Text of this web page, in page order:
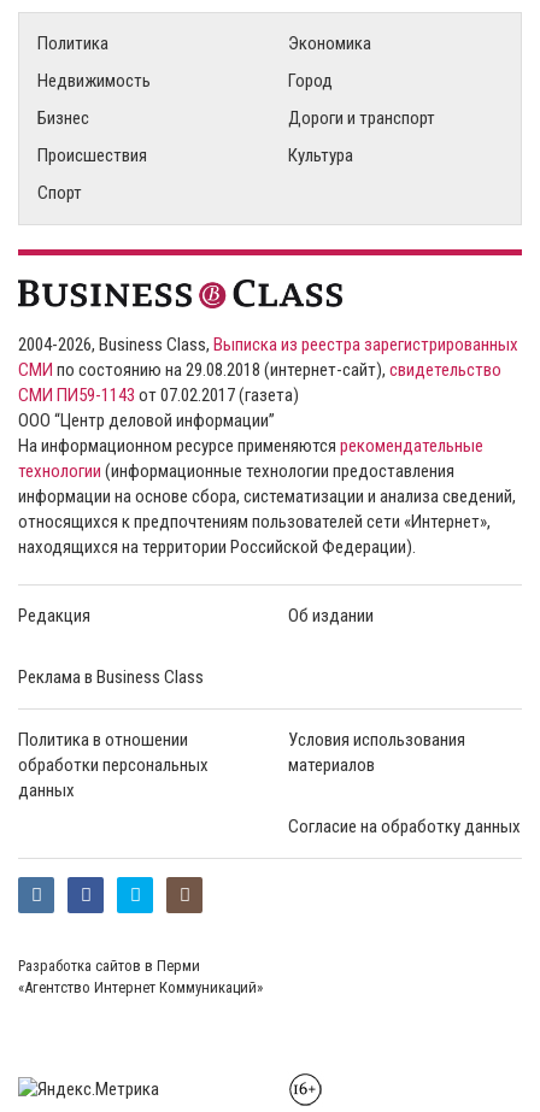
Политика
Экономика
Недвижимость
Город
Бизнес
Дороги и транспорт
Происшествия
Культура
Спорт
2004-2026, Business Class, Выписка из реестра зарегистрированных
СМИ по состоянию на 29.08.2018 (интернет-сайт), свидетельство
СМИ ПИ59-1143 от 07.02.2017 (газета)
ООО “Центр деловой информации”
На информационном ресурсе применяются рекомендательные
технологии (информационные технологии предоставления
информации на основе сбора, систематизации и анализа сведений,
относящихся к предпочтениям пользователей сети «Интернет»,
находящихся на территории Российской Федерации).
Редакция Об издании
Реклама в Business Class
Политика в отношении
обработки персональных
данных
Условия использования
материалов
Согласие на обработку данных
Разработка сайтов в Перми
«Агентство Интернет Коммуникаций»